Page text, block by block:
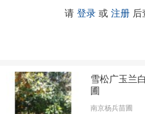
请 登录 或 注册
雪松广玉兰
圃
南京杨兵苗圃